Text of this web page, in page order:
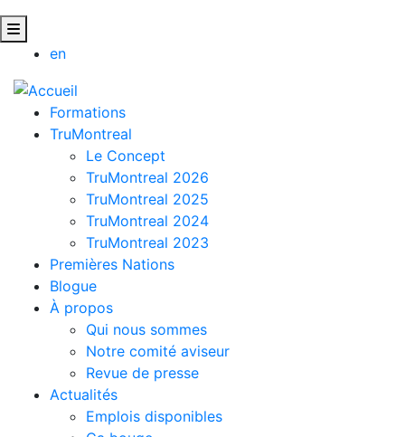
en
Formations
TruMontreal
Le Concept
TruMontreal 2026
TruMontreal 2025
TruMontreal 2024
TruMontreal 2023
Premières Nations
Blogue
À propos
Qui nous sommes
Notre comité aviseur
Revue de presse
Actualités
Emplois disponibles